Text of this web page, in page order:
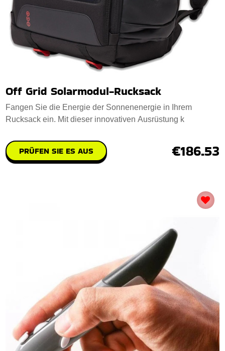
Off Grid Solarmodul-Rucksack
Fangen Sie die Energie der Sonnenenergie in Ihrem
Rucksack ein. Mit dieser innovativen Ausrüstung k
PRÜFEN SIE ES AUS €186.53